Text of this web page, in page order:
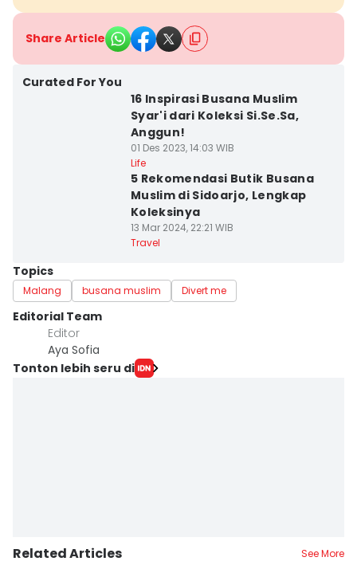
Share Article
Curated For You
16 Inspirasi Busana Muslim
Syar'i dari Koleksi Si.Se.Sa,
Anggun!
01 Des 2023, 14:03 WIB
Life
5 Rekomendasi Butik Busana
Muslim di Sidoarjo, Lengkap
Koleksinya
13 Mar 2024, 22:21 WIB
Travel
Topics
Malang busana muslim Divert me
Editorial Team
Editor
Aya Sofia
Tonton lebih seru di
Related Articles See More